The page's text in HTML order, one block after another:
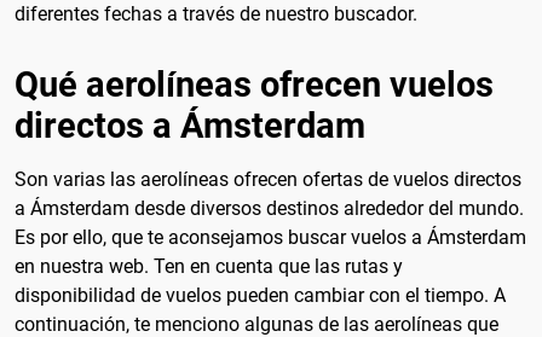
diferentes fechas a través de nuestro buscador.
Qué aerolíneas ofrecen vuelos
directos a Ámsterdam
Son varias las aerolíneas ofrecen ofertas de vuelos directos
a Ámsterdam desde diversos destinos alrededor del mundo.
Es por ello, que te aconsejamos buscar vuelos a Ámsterdam
en nuestra web. Ten en cuenta que las rutas y
disponibilidad de vuelos pueden cambiar con el tiempo. A
continuación, te menciono algunas de las aerolíneas que